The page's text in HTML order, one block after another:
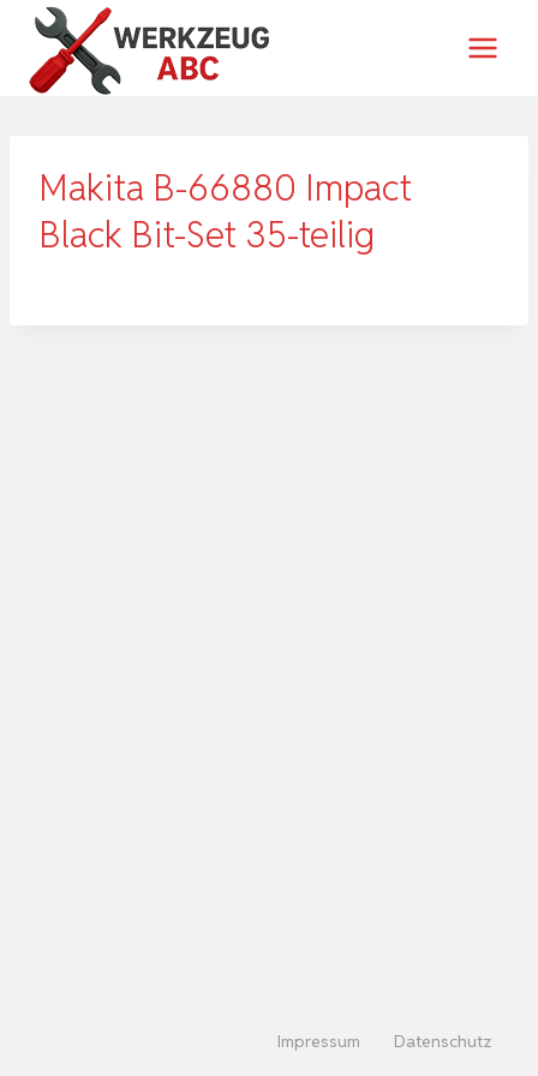
Zum
Inhalt
springen
Makita B-66880 Impact
Black Bit-Set 35-teilig
Impressum Datenschutz